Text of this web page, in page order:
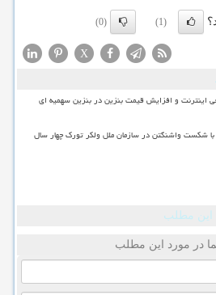
(1)
(0)
X
اینترنت و افزایش قیمت بنزین در بنزین سهمیه ای
با شکست واشنگتن در سازمان ملل ولکر تورک چهار سال
این مطلب
در مورد این مطلب